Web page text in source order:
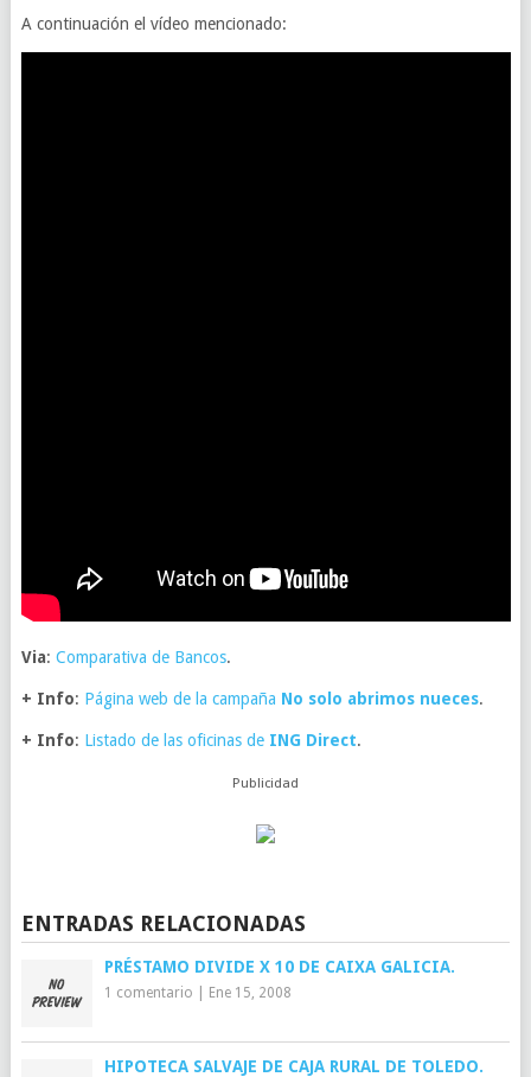
A continuación el vídeo mencionado:
Via: Comparativa de Bancos.
+ Info: Página web de la campaña No solo abrimos nueces.
+ Info: Listado de las oficinas de ING Direct.
Publicidad
ENTRADAS RELACIONADAS
PRÉSTAMO DIVIDE X 10 DE CAIXA GALICIA.
1 comentario Ene 15, 2008
HIPOTECA SALVAJE DE CAJA RURAL DE TOLEDO.